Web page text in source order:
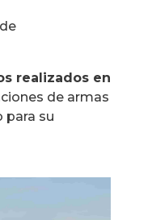
realizados en
de armas
para su